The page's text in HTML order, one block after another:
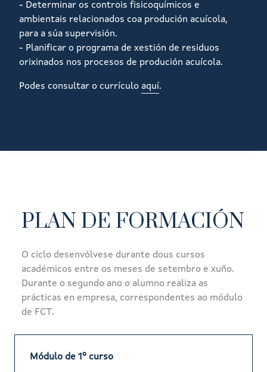
- Determinar os controis fisicoquímicos e
ambientais relacionados coa produción acuícola,
para a súa supervisión.
- Planificar o programa de xestión de residuos
orixinados nos procesos de produción acuícola.
Podes consultar o currículo aquí.
PLAN DE FORMACIÓN
O ciclo desenvólvese durante dous cursos
académicos entre os meses de setembro e xuño.
Durante o segundo ano o alumno realiza as
prácticas en empresa, correspondentes ao módulo
de FCT.
Módulo de 1º curso